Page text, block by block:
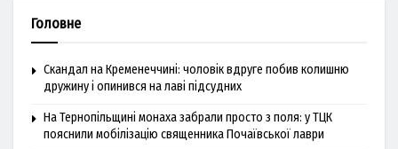
Головне
Скандал на Кременеччині: чоловік вдруге побив колишню
дружину і опинився на лаві підсудних
На Тернопільщині монаха забрали просто з поля: у ТЦК
пояснили мобілізацію священника Почаївської лаври